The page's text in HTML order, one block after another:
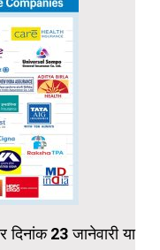
दिनांक 23 जानेवारी या